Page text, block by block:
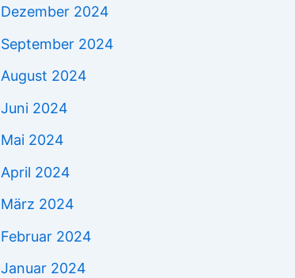
Dezember 2024
September 2024
August 2024
Juni 2024
Mai 2024
April 2024
März 2024
Februar 2024
Januar 2024